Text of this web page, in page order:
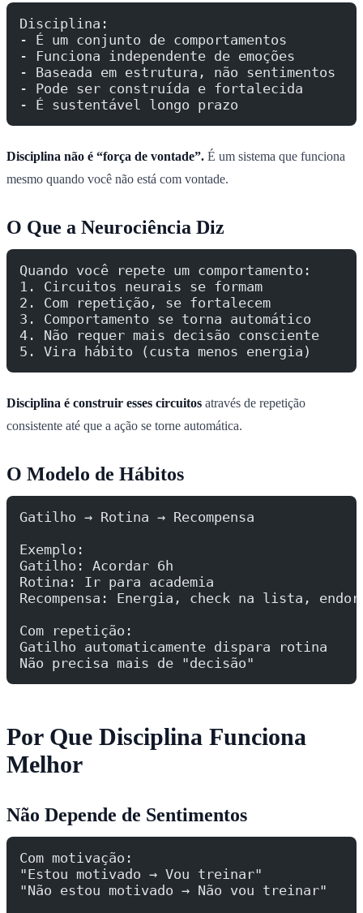
Disciplina:
- É um conjunto de comportamentos
- Funciona independente de emoções
- Baseada em estrutura, não sentimentos
- Pode ser construída e fortalecida
- É sustentável longo prazo
Disciplina não é “força de vontade”. É um sistema que funciona
mesmo quando você não está com vontade.
O Que a Neurociência Diz
Quando você repete um comportamento:
1. Circuitos neurais se formam
2. Com repetição, se fortalecem
3. Comportamento se torna automático
4. Não requer mais decisão consciente
5. Vira hábito (custa menos energia)
Disciplina é construir esses circuitos através de repetição
consistente até que a ação se torne automática.
O Modelo de Hábitos
Gatilho → Rotina → Recompensa
Exemplo:
Gatilho: Acordar 6h
Rotina: Ir para academia
Recompensa: Energia, check na lista,
Com repetição:
Gatilho automaticamente dispara rotina
Não precisa mais de "decisão"
Por Que Disciplina Funciona
Melhor
Não Depende de Sentimentos
Com motivação:
"Estou motivado → Vou treinar"
"Não estou motivado → Não vou treinar"